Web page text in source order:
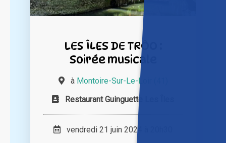
LES ÎLES DE TRÔO :
Soirée musicale
à Montoire-Sur-Le-Loir (41)
Restaurant Guinguette Les Îles
vendredi 21 juin 2024 à 20h30